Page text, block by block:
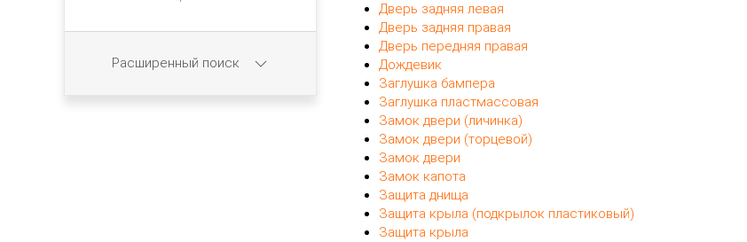
Дверь задняя левая
Дверь задняя правая
Дверь передняя правая
Дождевик
Заглушка бампера
Заглушка пластмассовая
Замок двери (личинка)
Замок двери (торцевой)
Замок двери
Замок капота
Защита днища
Защита крыла (подкрылок пластиковый)
Защита крыла
Расширенный поиск